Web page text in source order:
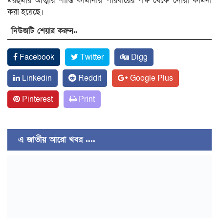
করা হয়েছে।
নিউজটি শেয়ার করুন..
Facebook Twitter
Digg
Linkedin
Reddit
Google Plus
Pinterest
Print
এ জাতীয় আরো খবর ....